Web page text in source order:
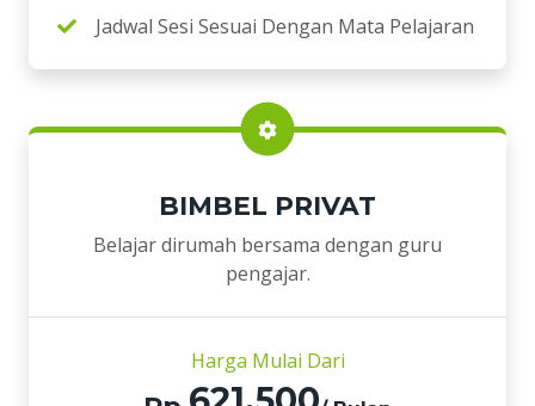
Jadwal Sesi Sesuai Dengan Mata Pelajaran
BIMBEL PRIVAT
Belajar dirumah bersama dengan guru
pengajar.
Harga Mulai Dari